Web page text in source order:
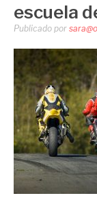
escuela
Publicado por